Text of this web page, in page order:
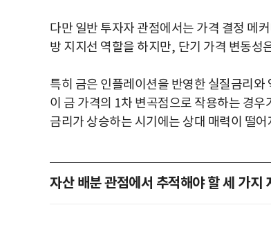
다만 일반 투자자 관점에서는 가격 결정 메
방 지지선 역할을 하지만, 단기 가격 변동성
특히 금은 인플레이션을 반영한 실질금리와
이 금 가격의 1차 변곡점으로 작용하는 경우
금리가 상승하는 시기에는 상대 매력이 떨
자산 배분 관점에서 추적해야 할 세 가지